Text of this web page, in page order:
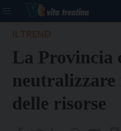
La Provincia
neutralizzare
delle risorse